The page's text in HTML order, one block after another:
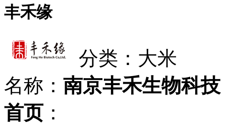
丰禾缘
分类：大米
名称： 南京丰禾生物科技
首页 ：